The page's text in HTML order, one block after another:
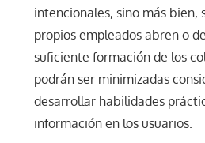
intencionales, sino más bien,
propios empleados abren o
suficiente formación de los
podrán ser minimizadas
desarrollar habilidades
información en los usuarios.